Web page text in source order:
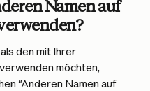
Namen auf
den mit Ihrer
möchten,
"Anderen Namen auf